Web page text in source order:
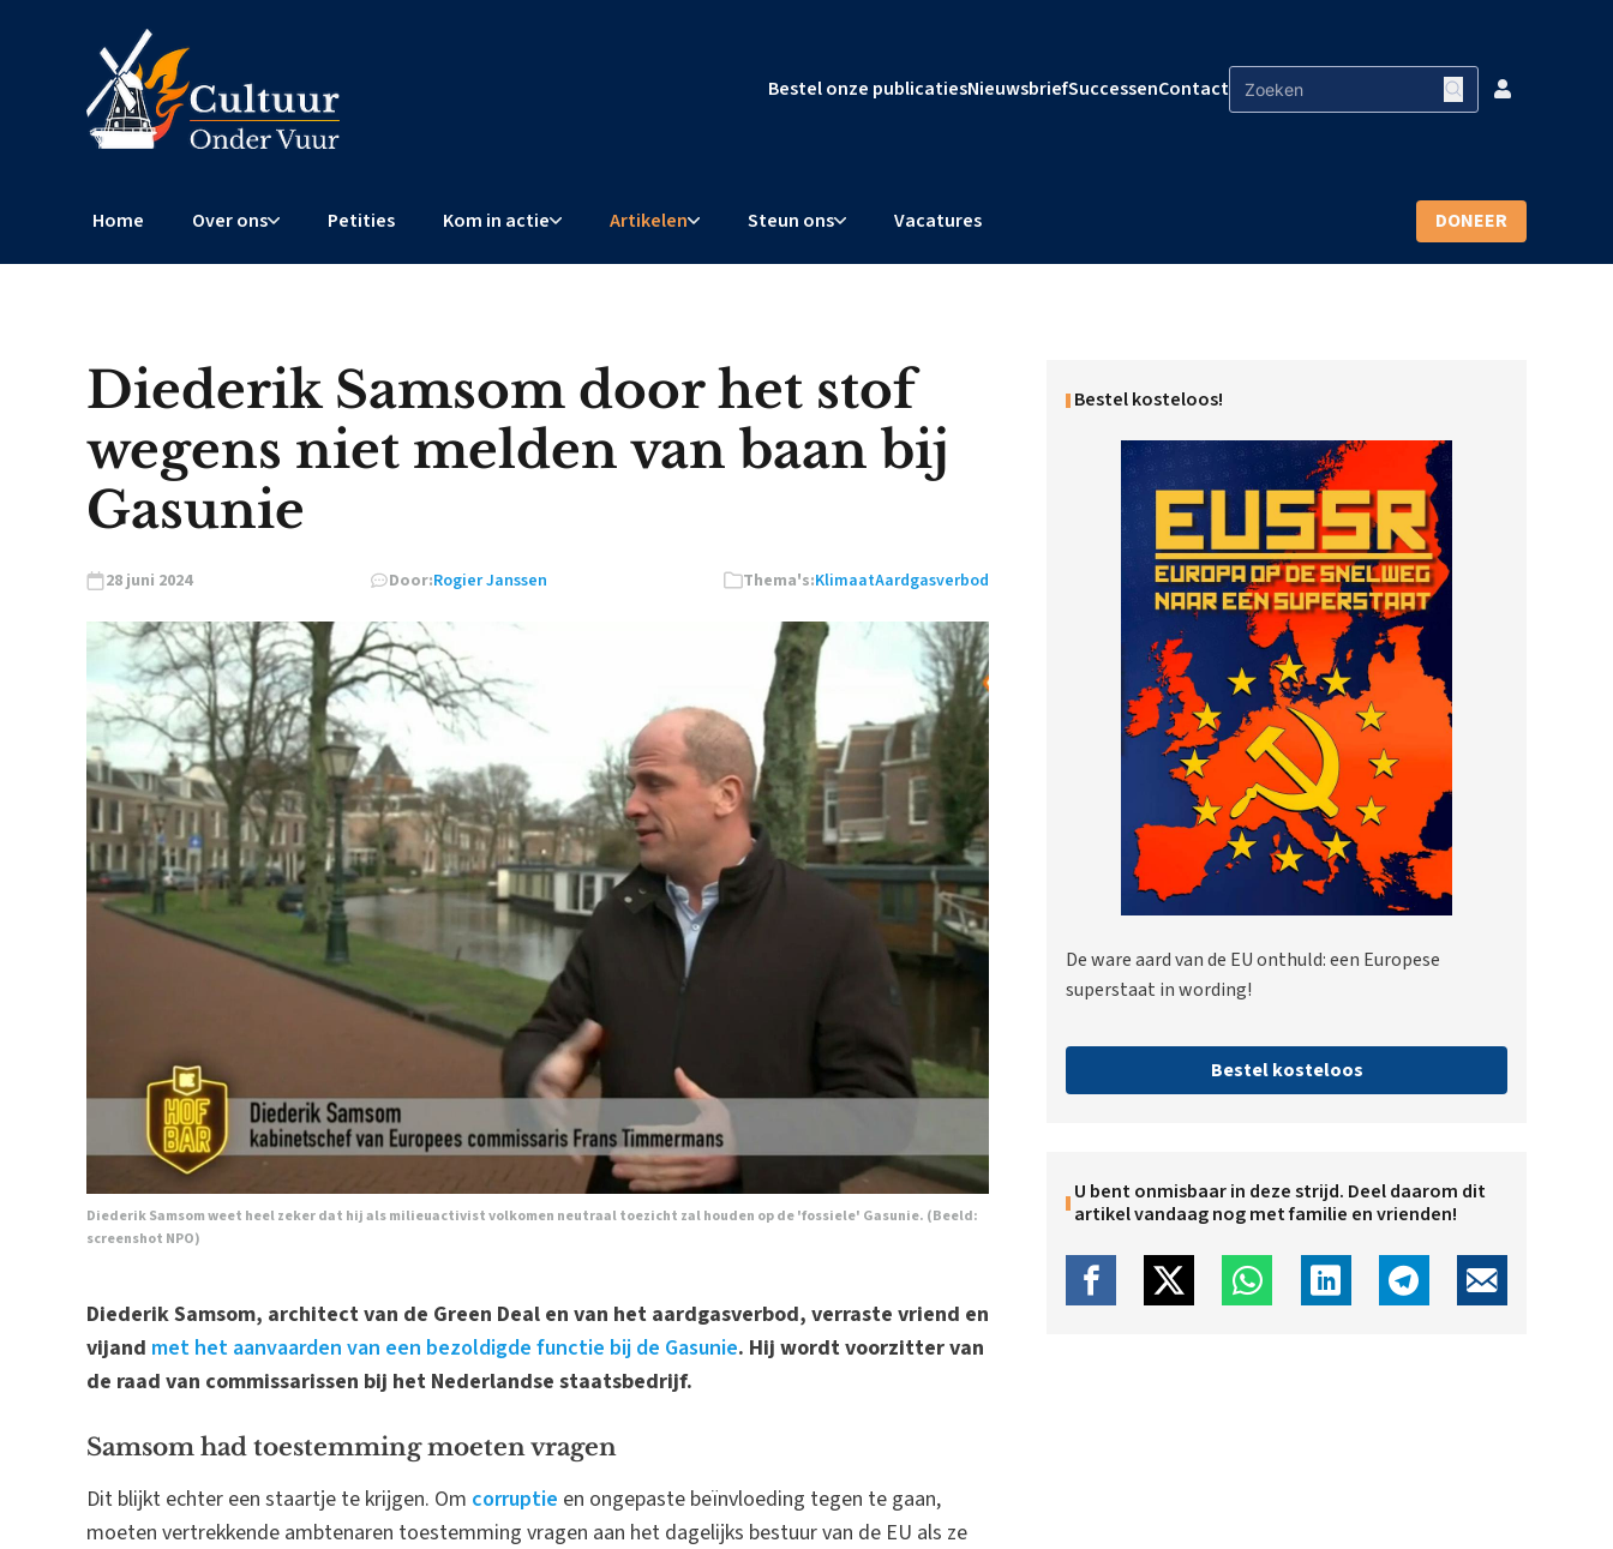
Bestel onze publicatiesNieuwsbriefSuccessenContact
Home Over ons Petities Kom in actie Artikelen Steun ons Vacatures DONEER
Diederik Samsom door het stof
wegens niet melden van baan bij
Gasunie
28 juni 2024 Door:Rogier Janssen Thema's:KlimaatAardgasverbod
Diederik Samsom weet heel zeker dat hij als milieuactivist volkomen neutraal toezicht zal houden op de 'fossiele' Gasunie. (Beeld:
screenshot NPO)
Diederik Samsom, architect van de Green Deal en van het aardgasverbod, verraste vriend en
vijand met het aanvaarden van een bezoldigde functie bij de Gasunie. Hij wordt voorzitter van
de raad van commissarissen bij het Nederlandse staatsbedrijf.
Samsom had toestemming moeten vragen
Dit blijkt echter een staartje te krijgen. Om corruptie en ongepaste beïnvloeding tegen te gaan,
moeten vertrekkende ambtenaren toestemming vragen aan het dagelijks bestuur van de EU als ze
Bestel kosteloos!
De ware aard van de EU onthuld: een Europese
superstaat in wording!
Bestel kosteloos
U bent onmisbaar in deze strijd. Deel daarom dit
artikel vandaag nog met familie en vrienden!